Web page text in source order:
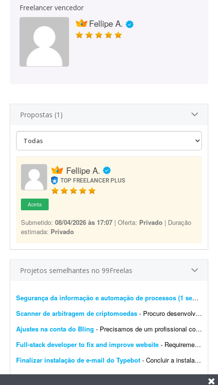
Freelancer vencedor
Fellipe A.
Propostas (1)
Fellipe A.
TOP FREELANCER PLUS
Aceita
Submetido: 08/04/2026 às 17:07 | Oferta: Privado | Duração
estimada: Privado
Projetos semelhantes no 99Freelas
Segurança da informação e automação de processos (1 semana)
Scanner de arbitragem de criptomoedas - Procuro desenvolvedor full stack para criar uma plataforma profissional e scanner de arbitragem de criptomoedas, semelhante às principais soluções internacionais do mercado, po...
Ajustes na conta do Bling - Precisamos de um profissional com experiência em e-commerce e em configurações no Bling. Atualmente temos a conta de um cliente integrada com loja própria, Mercado Livre,...
Full-stack developer to fix and improve website - Requirements: - Basic to intermediate full-stack development skills - Experience with front-end and back-end web development - Ability to troubleshoot bugs and make small improvements - Good commu...
Finalizar instalação de e-mail do Typebot - Concluir a instalação de e-mail do Typebot. Configurar SMTP, validar o envio de mensagens e integrar a funcionalidade com a instância atual. Entregar documentação ...